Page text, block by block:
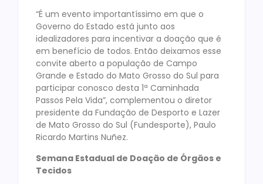
“É um evento importantíssimo em que o
Governo do Estado está junto aos
idealizadores para incentivar a doação que é
em benefício de todos. Então deixamos esse
convite aberto a população de Campo
Grande e Estado do Mato Grosso do Sul para
participar conosco desta 1ª Caminhada
Passos Pela Vida”, complementou o diretor
presidente da Fundação de Desporto e Lazer
de Mato Grosso do Sul (Fundesporte), Paulo
Ricardo Martins Nuñez.
Semana Estadual de Doação de Órgãos e
Tecidos